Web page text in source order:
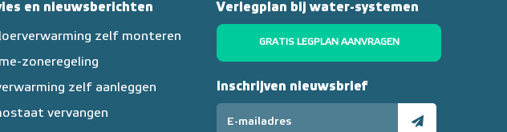
en nieuwsberichten
zelf monteren
zoneregeling
zelf aanleggen
vervangen
Verlegplan bij water-systemen
GRATIS LEGPLAN AANVRAGEN
Inschrijven nieuwsbrief